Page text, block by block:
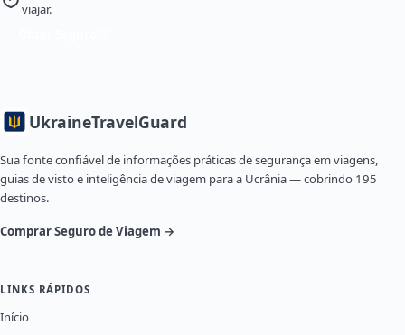
viajar.
UkraineTravelGuard
Sua fonte confiável de informações práticas de segurança em viagens,
guias de visto e inteligência de viagem para a Ucrânia — cobrindo 195
destinos.
Comprar Seguro de Viagem →
LINKS RÁPIDOS
Início